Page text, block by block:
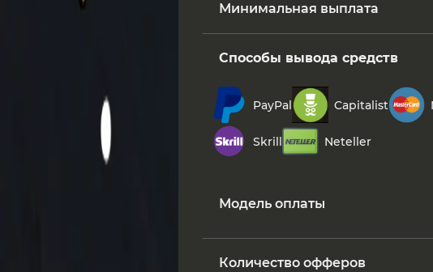
Минимальная выплата
Способы вывода средств
PayPal Capitalist
Skrill Neteller
Модель оплаты
Количество офферов